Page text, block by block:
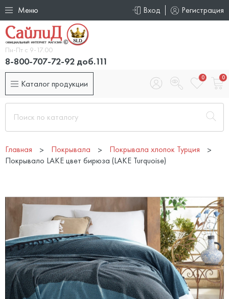
Меню Вход Регистрация
Пн-Пт с 9-17.00
8-800-707-72-92 доб.111
Каталог продукции
0 0
Главная Покрывала
Покрывала хлопок Турция
Покрывало LAKE цвет бирюза (LAKE Turquoise)